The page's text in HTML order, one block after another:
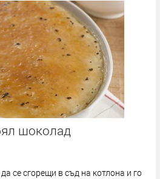
шоколад
се сгорещи в съд на котлона и го